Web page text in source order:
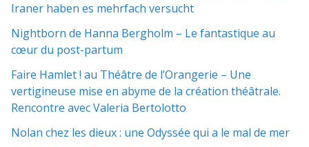
Iraner haben es mehrfach versucht
Nightborn de Hanna Bergholm – Le fantastique au
cœur du post-partum
Faire Hamlet ! au Théâtre de l’Orangerie – Une
vertigineuse mise en abyme de la création théâtrale.
Rencontre avec Valeria Bertolotto
Nolan chez les dieux : une Odyssée qui a le mal de mer